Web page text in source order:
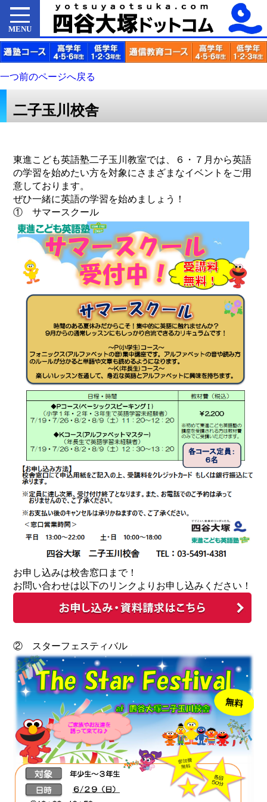
MENU
一つ前のページへ戻る
二子玉川校舎
東進こども英語塾二子玉川教室では、６・７月から英語
の学習を始めたい方を対象にさまざまなイベントをご用
意しております。
ぜひ一緒に英語の学習を始めましょう！
① サマースクール
お申し込みは校舎窓口まで！
お問い合わせは以下のリンクよりお申し込みください！
② スターフェスティバル